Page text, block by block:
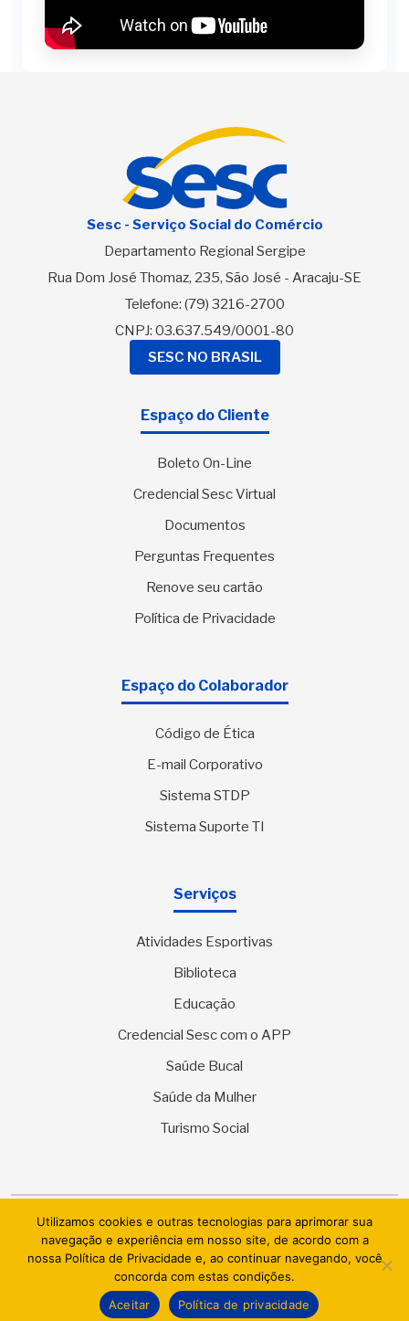
Sesc - Serviço Social do Comércio
Departamento Regional Sergipe
Rua Dom José Thomaz, 235, São José - Aracaju-SE
Telefone: (79) 3216-2700
CNPJ: 03.637.549/0001-80
SESC NO BRASIL
Espaço do Cliente
Boleto On-Line
Credencial Sesc Virtual
Documentos
Perguntas Frequentes
Renove seu cartão
Política de Privacidade
Espaço do Colaborador
Código de Ética
E-mail Corporativo
Sistema STDP
Sistema Suporte TI
Serviços
Atividades Esportivas
Biblioteca
Educação
Credencial Sesc com o APP
Saúde Bucal
Saúde da Mulher
Turismo Social
© 2026 SESC Sergipe - Serviço Social do Comércio. Todos os
direitos reservados.
AI.BRAZIL TECHNOLOGIES & DATACENTER LTDA
Utilizamos cookies e outras tecnologias para aprimorar sua
navegação e experiência em nosso site, de acordo com a
nossa Política de Privacidade e, ao continuar navegando, você
concorda com estas condições.
Aceitar
Política de privacidade